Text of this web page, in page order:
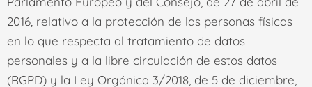
2016, relativo a la protección de las personas físicas
en lo que respecta al tratamiento de datos
personales y a la libre circulación de estos datos
(RGPD) y la Ley Orgánica 3/2018, de 5 de diciembre,